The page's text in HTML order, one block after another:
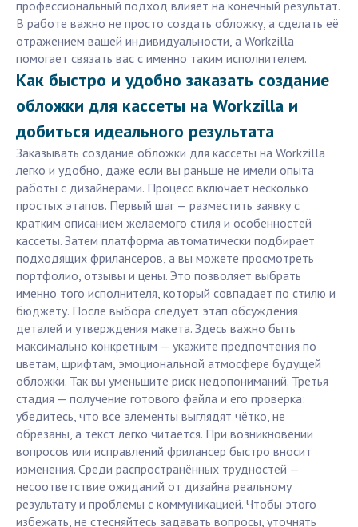
профессиональный подход влияет на конечный результат.
В работе важно не просто создать обложку, а сделать её
отражением вашей индивидуальности, а Workzilla
помогает связать вас с именно таким исполнителем.
Как быстро и удобно заказать создание
обложки для кассеты на Workzilla и
добиться идеального результата
Заказывать создание обложки для кассеты на Workzilla
легко и удобно, даже если вы раньше не имели опыта
работы с дизайнерами. Процесс включает несколько
простых этапов. Первый шаг — разместить заявку с
кратким описанием желаемого стиля и особенностей
кассеты. Затем платформа автоматически подбирает
подходящих фрилансеров, а вы можете просмотреть
портфолио, отзывы и цены. Это позволяет выбрать
именно того исполнителя, который совпадает по стилю и
бюджету. После выбора следует этап обсуждения
деталей и утверждения макета. Здесь важно быть
максимально конкретным — укажите предпочтения по
цветам, шрифтам, эмоциональной атмосфере будущей
обложки. Так вы уменьшите риск недопониманий. Третья
стадия — получение готового файла и его проверка:
убедитесь, что все элементы выглядят чётко, не
обрезаны, а текст легко читается. При возникновении
вопросов или исправлений фрилансер быстро вносит
изменения. Среди распространённых трудностей —
несоответствие ожиданий от дизайна реальному
результату и проблемы с коммуникацией. Чтобы этого
избежать, не стесняйтесь задавать вопросы, уточнять